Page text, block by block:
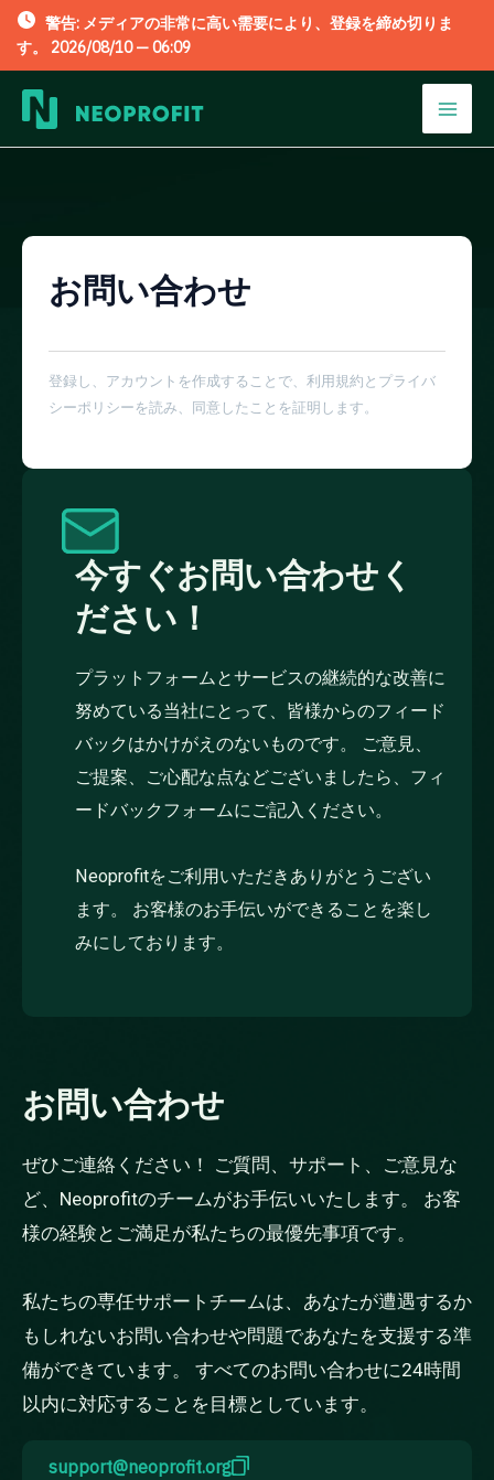
警告: メディアの非常に高い需要により、登録を締め切りま
す。 2026/08/10 —06:09
を
今すぐお問い合わせく
ださい！
プラットフォームとサービスの継続的な改善に
努めている当社にとって、皆様からのフィード
バックはかけがえのないものです。 ご意見、
ご提案、ご心配な点などございましたら、フィ
ードバックフォームにご記入ください。
Neoprofitをご利用いただきありがとうござい
ます。 お客様のお手伝いができることを楽し
みにしております。
お問い合わせ
登録し、アカウントを作成することで、利用規約とプライバ
シーポリシーを読み、同意したことを証明します。
お問い合わせ
ぜひご連絡ください！ ご質問、サポート、ご意見な
ど、Neoprofitのチームがお手伝いいたします。 お客
様の経験とご満足が私たちの最優先事項です。
私たちの専任サポートチームは、あなたが遭遇するか
もしれないお問い合わせや問題であなたを支援する準
備ができています。 すべてのお問い合わせに24時間
以内に対応することを目標としています。
support@neoprofit.org